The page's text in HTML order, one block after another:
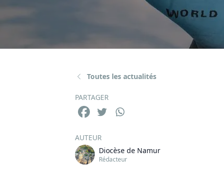
Toutes les actualités
PARTAGER
AUTEUR
Diocèse de Namur
Rédacteur